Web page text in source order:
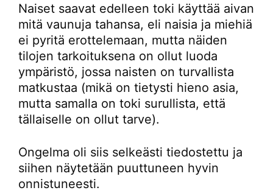
Naiset saavat edelleen toki käyttää aivan
mitä vaunuja tahansa, eli naisia ja miehiä
ei pyritä erottelemaan, mutta näiden
tilojen tarkoituksena on ollut luoda
ympäristö, jossa naisten on turvallista
matkustaa (mikä on tietysti hieno asia,
mutta samalla on toki surullista, että
tällaiselle on ollut tarve).
Ongelma oli siis selkeästi tiedostettu ja
siihen näytetään puuttuneen hyvin
onnistuneesti.